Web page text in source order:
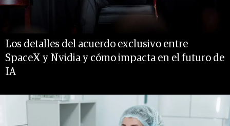
Los detalles del acuerdo exclusivo entre
SpaceX y Nvidia y cómo impacta en el futuro de
IA